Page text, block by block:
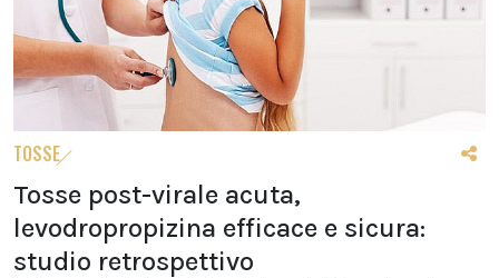
TOSSE
Tosse post-virale acuta,
levodropropizina efficace e sicura:
studio retrospettivo